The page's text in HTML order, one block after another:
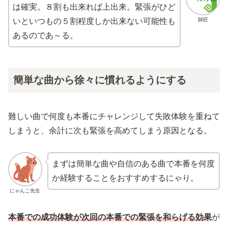
師匠
は確実。８割も出来れば上出来。緊張がひど
いといつもの５割程度しか出来ない可能性も
あるのであ～る。
簡単な曲から徐々に慣れるようにする
難しい曲で何度も本番にチャレンジして失敗体験を重ねて
しまうと、余計に次も緊張を高めてしまう原因となる。
にゃんこ先生
まずは簡単な曲や自信のある曲で本番を何度
か経験することをおすすめするにゃり。
本番での成功体験が次回の本番での緊張を和らげる効果が